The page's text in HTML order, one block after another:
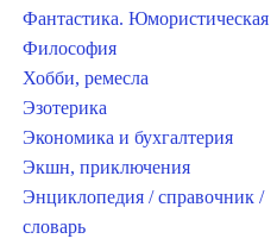
Фантастика. Юмористическая
Философия
Хобби, ремесла
Эзотерика
Экономика и бухгалтерия
Экшн, приключения
Энциклопедия / справочник /
словарь